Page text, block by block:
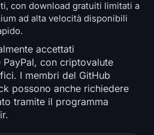
con download gratuiti limitati a
ad alta velocità disponibili
accettati
con criptovalute
I membri del GitHub
possono anche richiedere
tramite il programma